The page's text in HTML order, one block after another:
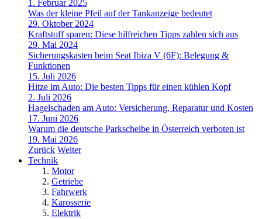
1. Februar 2025
Was der kleine Pfeil auf der Tankanzeige bedeutet
29. Oktober 2024
Kraftstoff sparen: Diese hilfreichen Tipps zahlen sich aus
29. Mai 2024
Sicherungskasten beim Seat Ibiza V (6F): Belegung &
Funktionen
15. Juli 2026
Hitze im Auto: Die besten Tipps für einen kühlen Kopf
2. Juli 2026
Hagelschaden am Auto: Versicherung, Reparatur und Kosten
17. Juni 2026
Warum die deutsche Parkscheibe in Österreich verboten ist
19. Mai 2026
Zurück Weiter
Technik
Motor
Getriebe
Fahrwerk
Karosserie
Elektrik